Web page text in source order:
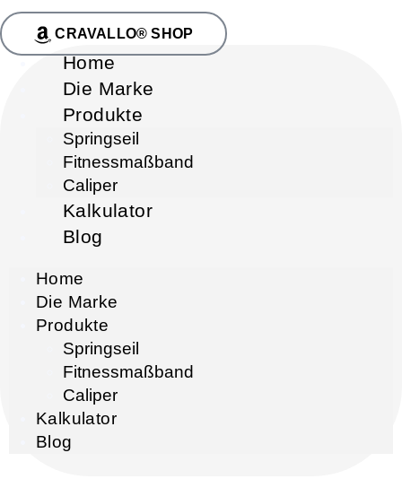
CRAVALLO® SHOP
Home
Die Marke
Produkte
Springseil
Fitnessmaßband
Caliper
Kalkulator
Blog
Home
Die Marke
Produkte
Springseil
Fitnessmaßband
Caliper
Kalkulator
Blog